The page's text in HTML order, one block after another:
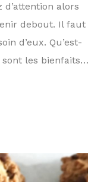
alors
debout. Il faut
d’eux. Qu’est-
sont les bienfaits…